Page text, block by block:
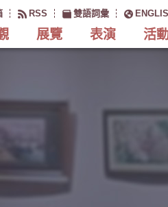
RSS 雙語詞彙
展覽 表演 活